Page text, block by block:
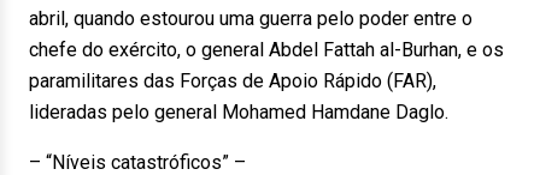
abril, quando estourou uma guerra pelo poder entre o
chefe do exército, o general Abdel Fattah al-Burhan, e os
paramilitares das Forças de Apoio Rápido (FAR),
lideradas pelo general Mohamed Hamdane Daglo.
– “Níveis catastróficos” –